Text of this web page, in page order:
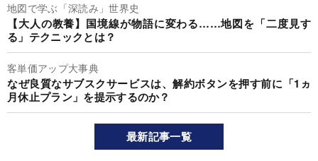
地図で学ぶ「深読み」世界史
【大人の教養】国境線が物語に変わる……地図を「二度見す
る」テクニックとは？
客単価アップ大事典
なぜ良質なサブスクサービスは、解約ボタンを押す前に「1ヵ
月休止プラン」を提示するのか？
最新記事一覧